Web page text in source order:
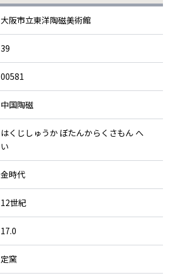
大阪市立東洋陶磁美術館
39
00581
中国陶磁
はくじしゅうか ぼたんからくさもん へ
い
金時代
12世紀
17.0
定窯